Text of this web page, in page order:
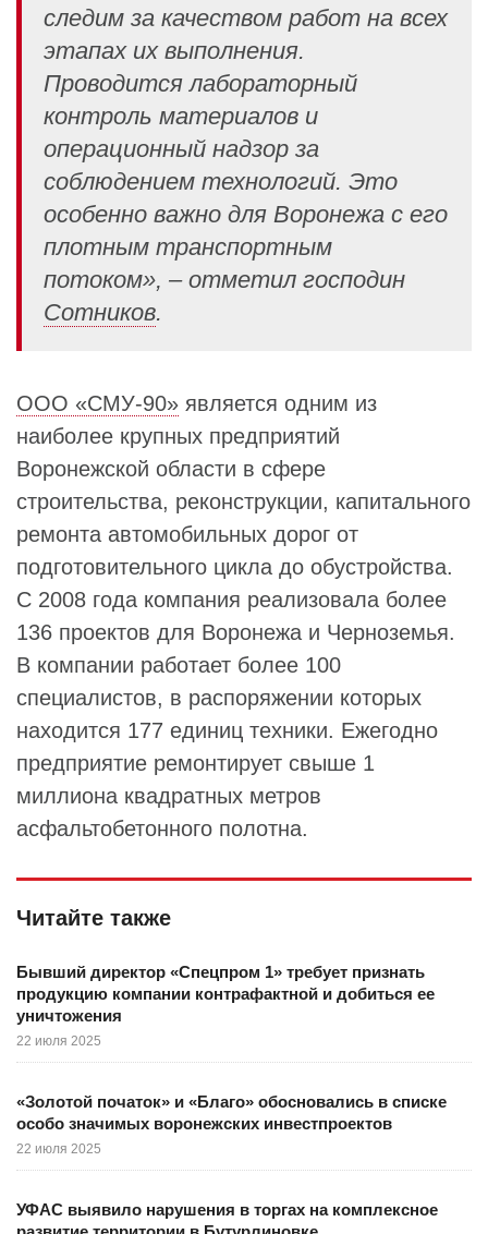
следим за качеством работ на всех
этапах их выполнения.
Проводится лабораторный
контроль материалов и
операционный надзор за
соблюдением технологий. Это
особенно важно для Воронежа с его
плотным транспортным
потоком», – отметил господин
Сотников.
ООО «СМУ-90» является одним из
наиболее крупных предприятий
Воронежской области в сфере
строительства, реконструкции, капитального
ремонта автомобильных дорог от
подготовительного цикла до обустройства.
С 2008 года компания реализовала более
136 проектов для Воронежа и Черноземья.
В компании работает более 100
специалистов, в распоряжении которых
находится 177 единиц техники. Ежегодно
предприятие ремонтирует свыше 1
миллиона квадратных метров
асфальтобетонного полотна.
Читайте также
Бывший директор «Спецпром 1» требует признать
продукцию компании контрафактной и добиться ее
уничтожения
22 июля 2025
«Золотой початок» и «Благо» обосновались в списке
особо значимых воронежских инвестпроектов
22 июля 2025
УФАС выявило нарушения в торгах на комплексное